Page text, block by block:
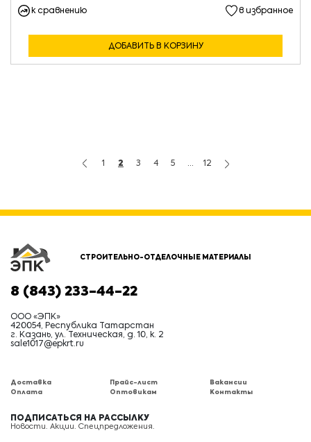
к сравнению в избранное
ДОБАВИТЬ В КОРЗИНУ
1 2 3 4 5 ... 12
СТРОИТЕЛЬНО-ОТДЕЛОЧНЫЕ МАТЕРИАЛЫ
8 (843) 233-44-22
ООО «ЭПК»
420054, Республика Татарстан
г. Казань, ул. Техническая, д. 10, к. 2
sale1017@epkrt.ru
Доставка
Оплата
Прайс-лист
Оптовикам
Вакансии
Контакты
ПОДПИСАТЬСЯ НА РАССЫЛКУ
Новости. Акции. Спецпредложения.